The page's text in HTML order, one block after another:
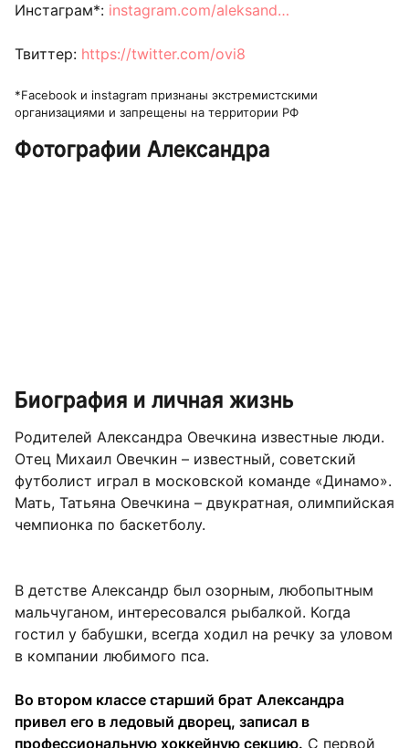
Инстаграм*: instagram.com/aleksand…
Твиттер: https://twitter.com/ovi8
*Facebook и instagram признаны экстремистскими
организациями и запрещены на территории РФ
Фотографии Александра
Биография и личная жизнь
Родителей Александра Овечкина известные люди.
Отец Михаил Овечкин – известный, советский
футболист играл в московской команде «Динамо».
Мать, Татьяна Овечкина – двукратная, олимпийская
чемпионка по баскетболу.
В детстве Александр был озорным, любопытным
мальчуганом, интересовался рыбалкой. Когда
гостил у бабушки, всегда ходил на речку за уловом
в компании любимого пса.
Во втором классе старший брат Александра
привел его в ледовый дворец, записал в
профессиональную хоккейную секцию. С первой